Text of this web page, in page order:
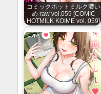
コミックホットミルク濃い
め raw vol.059 [COMIC
HOTMILK KOIME vol. 059]